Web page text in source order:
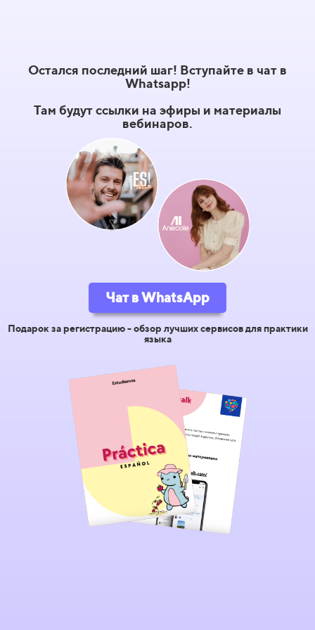
Остался последний шаг! Вступайте в чат в
Whatsapp!
Там будут ссылки на эфиры и материалы
вебинаров.
Чат в WhatsApp
Подарок за регистрацию - обзор лучших сервисов для практики
языка